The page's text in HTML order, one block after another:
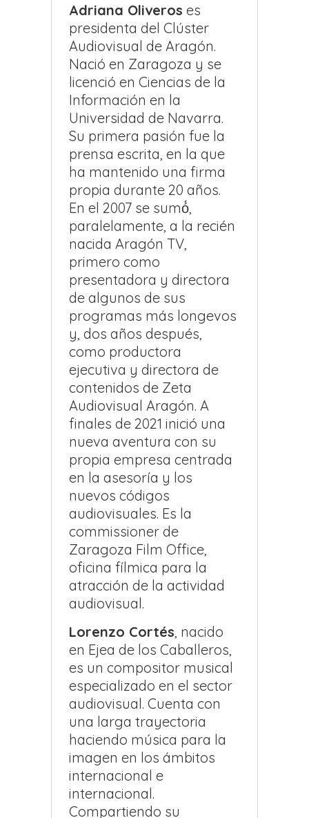
Adriana Oliveros es
presidenta del Clúster
Audiovisual de Aragón.
Nació en Zaragoza y se
licenció en Ciencias de la
Información en la
Universidad de Navarra.
Su primera pasión fue la
prensa escrita, en la que
ha mantenido una firma
propia durante 20 años.
En el 2007 se sumó́,
paralelamente, a la recién
nacida Aragón TV,
primero como
presentadora y directora
de algunos de sus
programas más longevos
y, dos años después,
como productora
ejecutiva y directora de
contenidos de Zeta
Audiovisual Aragón. A
finales de 2021 inició una
nueva aventura con su
propia empresa centrada
en la asesoría y los
nuevos códigos
audiovisuales. Es la
commissioner de
Zaragoza Film Office,
oficina fílmica para la
atracción de la actividad
audiovisual.
Lorenzo Cortés , nacido
en Ejea de los Caballeros,
es un compositor musical
especializado en el sector
audiovisual. Cuenta con
una larga trayectoria
haciendo música para la
imagen en los ámbitos
internacional e
internacional.
Compartiendo su